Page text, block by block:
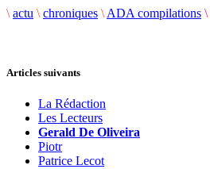
\ actu \ chroniques \ ADA compilations \
Articles suivants
La Rédaction
Les Lecteurs
Gerald De Oliveira
Piotr
Patrice Lecot